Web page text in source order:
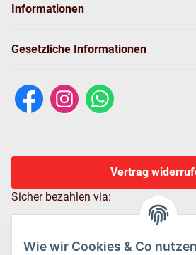
Wie wir Cookies & Co nutzen
Informationen
Gesetzliche Informationen
Vertrag
Sicher bezahlen via: